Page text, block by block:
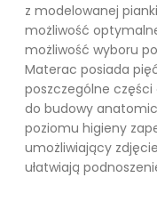
z modelowanej
możliwość
możliwość wyboru
Materac posiada
poszczególne części
do budowy
poziomu higieny
umożliwiający
ułatwiają